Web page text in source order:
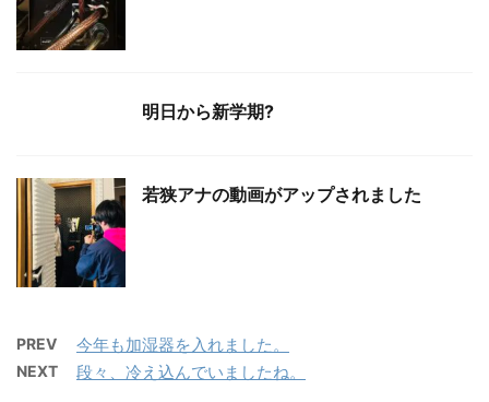
明日から新学期?
若狭アナの動画がアップされました
PREV 今年も加湿器を入れました。
NEXT 段々、冷え込んでいましたね。